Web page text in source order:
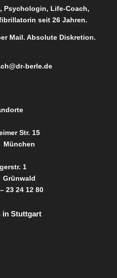
Psychologin, Life-Coach,
seit 26 Jahren.
Mail. Absolute Diskretion.
berle.de
Str. 15
München
1
Grünwald
23 24 12 80
in Stuttgart